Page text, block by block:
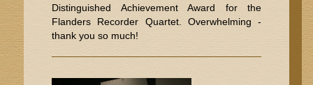
Distinguished Achievement Award for the
Flanders Recorder Quartet. Overwhelming -
thank you so much!